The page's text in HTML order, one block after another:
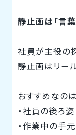
静止画は「言
社員が主役の
静止画はリー
おすすめなのは
・社員の後ろ姿
・作業中の手元